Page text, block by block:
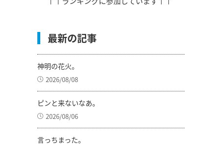
最新の記事
神明の花火。
2026/08/08
ピンと来ないなあ。
2026/08/06
言っちまった。